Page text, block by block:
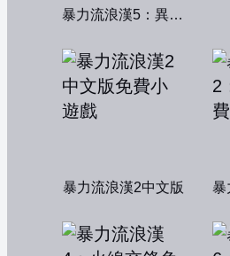
暴力流浪漢5：異形獵殺
暴力流浪漢2中文版